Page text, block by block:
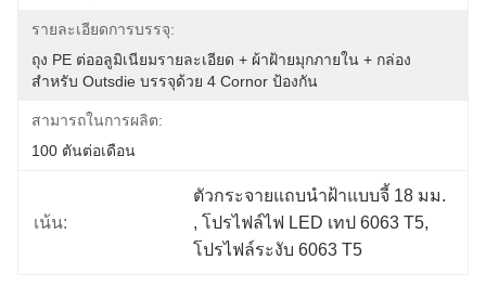
รายละเอียดการบรรจุ:
ถุง PE ต่ออลูมิเนียมรายละเอียด + ผ้าฝ้ายมุกภายใน + กล่อง
สำหรับ Outsdie บรรจุด้วย 4 Cornor ป้องกัน
สามารถในการผลิต:
100 ตันต่อเดือน
เน้น:
ตัวกระจายแถบนำฝ้าแบบจี้ 18 มม.
, โปรไฟล์ไฟ LED เทป 6063 T5,
โปรไฟล์ระงับ 6063 T5